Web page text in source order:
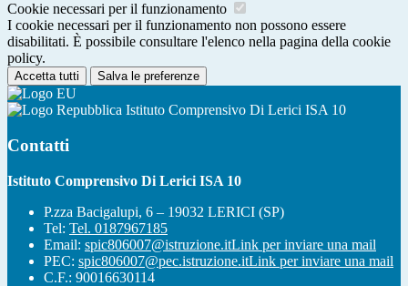
Cookie necessari per il funzionamento
I cookie necessari per il funzionamento non possono essere
disabilitati. È possibile consultare l'elenco nella pagina della cookie
policy.
Accetta tutti Salva le preferenze
Istituto Comprensivo Di Lerici ISA 10
Contatti
Istituto Comprensivo Di Lerici ISA 10
P.zza Bacigalupi, 6 – 19032 LERICI (SP)
Tel: Tel. 0187967185
Email: spic806007@istruzione.itLink per inviare una mail
PEC: spic806007@pec.istruzione.itLink per inviare una mail
C.F.: 90016630114